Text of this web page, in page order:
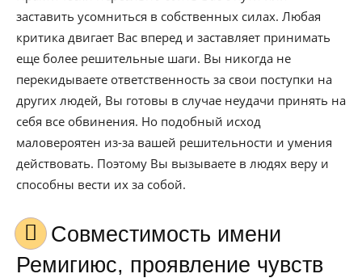
заставить усомниться в собственных силах. Любая
критика двигает Вас вперед и заставляет принимать
еще более решительные шаги. Вы никогда не
перекидываете ответственность за свои поступки на
других людей, Вы готовы в случае неудачи принять на
себя все обвинения. Но подобный исход
маловероятен из-за вашей решительности и умения
действовать. Поэтому Вы вызываете в людях веру и
способны вести их за собой.
Совместимость имени
Ремигиюс, проявление чувств